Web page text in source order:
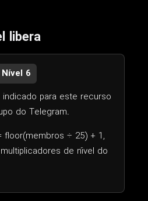
libera
6
para este recurso
do Telegram.
floor(membros ÷ 25) + 1,
de nível do